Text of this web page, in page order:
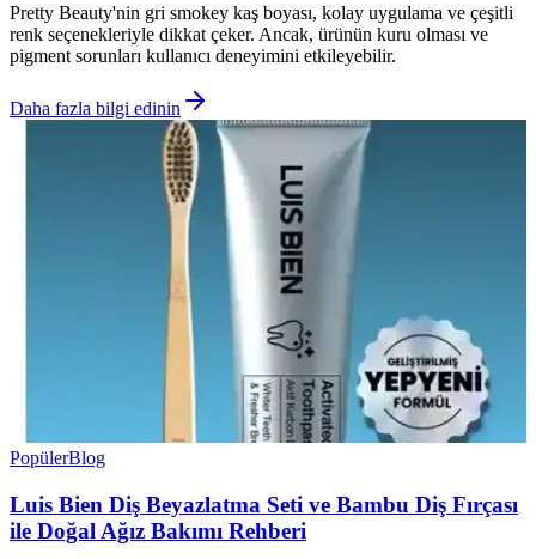
Pretty Beauty'nin gri smokey kaş boyası, kolay uygulama ve çeşitli
renk seçenekleriyle dikkat çeker. Ancak, ürünün kuru olması ve
pigment sorunları kullanıcı deneyimini etkileyebilir.
Daha fazla bilgi edinin
PopülerBlog
Luis Bien Diş Beyazlatma Seti ve Bambu Diş Fırçası
ile Doğal Ağız Bakımı Rehberi